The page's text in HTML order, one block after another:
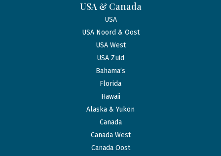
USA & Canada
USA
USA Noord & Oost
USA West
USA Zuid
Bahama’s
Florida
Hawaii
Alaska & Yukon
Canada
Canada West
Canada Oost